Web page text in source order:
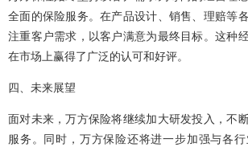
全面的保险服务。在产品设计、销售、理赔等
注重客户需求，以客户满意为最终目标。这种
在市场上赢得了广泛的认可和好评。
四、未来展望
面对未来，万方保险将继续加大研发投入，不
服务。同时，万方保险还将进一步加强与各